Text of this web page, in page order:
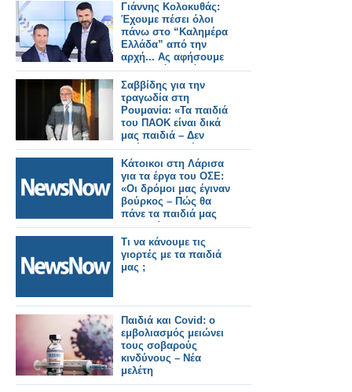
Γιάννης Κολοκυθάς:
Έχουμε πέσει όλοι
πάνω στο “Καλημέρα
Ελλάδα” από την
αρχή... Ας αφήσουμε
τα παιδιά να κάνουν
τη δουλειά τους
Σαββίδης για την
τραγωδία στη
Ρουμανία: «Τα παιδιά
του ΠΑΟΚ είναι δικά
μας παιδιά – Δεν
αφήνουμε κανέναν
μόνο»
Κάτοικοι στη Λάρισα
για τα έργα του ΟΣΕ:
«Οι δρόμοι μας έγιναν
βούρκος – Πώς θα
πάνε τα παιδιά μας
στα σπίτια τους;»
Τι να κάνουμε τις
γιορτές με τα παιδιά
μας ;
Παιδιά και Covid: ο
εμβολιασμός μειώνει
τους σοβαρούς
κινδύνους – Νέα
μελέτη